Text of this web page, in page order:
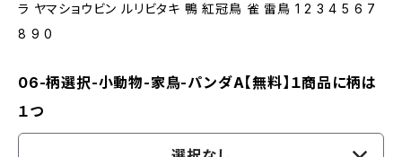
ラ ヤマショウビン ルリビタキ 鴨 紅冠鳥 雀 雷鳥 1 2 3 4 5 6 7
8 9 0
06-柄選択-小動物-家鳥-パンダA【無料】１商品に柄は
１つ